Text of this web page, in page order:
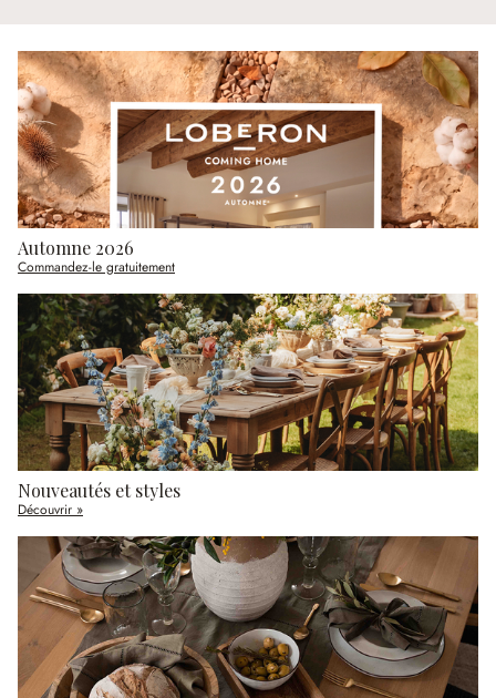
Automne 2026
Commandez-le gratuitement
Nouveautés et styles
Découvrir »